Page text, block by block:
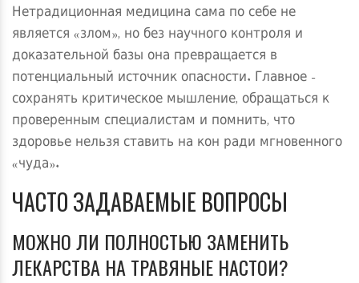
Нетрадиционная медицина сама по себе не
является «злом», но без научного контроля и
доказательной базы она превращается в
потенциальный источник опасности. Главное -
сохранять критическое мышление, обращаться к
проверенным специалистам и помнить, что
здоровье нельзя ставить на кон ради мгновенного
«чуда».
ЧАСТО ЗАДАВАЕМЫЕ ВОПРОСЫ
МОЖНО ЛИ ПОЛНОСТЬЮ ЗАМЕНИТЬ
ЛЕКАРСТВА НА ТРАВЯНЫЕ НАСТОИ?